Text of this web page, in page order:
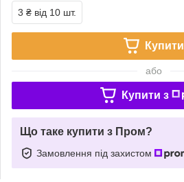
3 ₴ від 10 шт.
Купити
або
Купити з
Що таке купити з Пром?
Замовлення під захистом